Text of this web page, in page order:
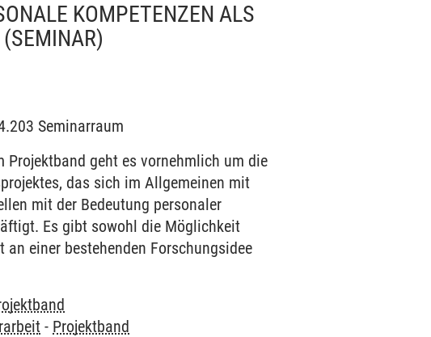
KOMPETENZEN ALS
(SEMINAR)
Seminarraum
Projektband geht es vornehmlich um die
das sich im Allgemeinen mit
mit der Bedeutung personaler
Es gibt sowohl die Möglichkeit
einer bestehenden Forschungsidee
- Projektband